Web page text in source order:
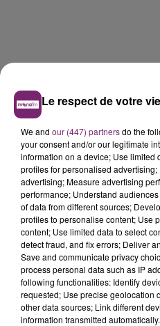
La Bulle -
de
Le respect de votre
We and our (447) partnersdo the
your consent and/or our legitimate
information on a device; Use limited
profiles for personalised
advertising; Measure advertising
performance; Understand
of data from different sources;
profiles to personalise content; Use
content; Use limited data to select
detect fraud, and fix errors; Deliver
Save and communicate privacy
process personal data such as IP
following functionalities: Identify
requested; Use precise geolocation
other data sources; Link different
information transmitted automatically.